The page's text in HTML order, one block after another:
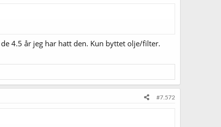
4.5 år jeg har hatt den. Kun byttet olje/filter.
#7.572